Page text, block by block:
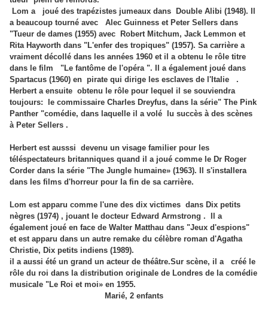
Lom a joué des trapézistes jumeaux dans Double Alibi (1948). Il
a beaucoup tourné avec Alec Guinness et Peter Sellers dans
"Tueur de dames (1955) avec Robert Mitchum, Jack Lemmon et
Rita Hayworth dans "L'enfer des tropiques" (1957). Sa carrière a
vraiment décollé dans les années 1960 et il a obtenu le rôle titre
dans le film "Le fantôme de l'opéra ". Il a également joué dans
Spartacus (1960) en pirate qui dirige les esclaves de l'Italie .
Herbert a ensuite obtenu le rôle pour lequel il se souviendra
toujours: le commissaire Charles Dreyfus, dans la série" The Pink
Panther "comédie, dans laquelle il a volé lu succès à des scènes
à Peter Sellers .
Herbert est ausssi devenu un visage familier pour les
téléspectateurs britanniques quand il a joué comme le Dr Roger
Corder dans la série "The Jungle humaine» (1963). Il s'installera
dans les films d'horreur pour la fin de sa carrière.
Lom est apparu comme l'une des dix victimes dans Dix petits
nègres (1974) , jouant le docteur Edward Armstrong . Il a
également joué en face de Walter Matthau dans "Jeux d'espions"
et est apparu dans un autre remake du célèbre roman d'Agatha
Christie, Dix petits indiens (1989).
il a aussi été un grand un acteur de théâtre.Sur scène, il a créé le
rôle du roi dans la distribution originale de Londres de la comédie
musicale "Le Roi et moi» en 1955.
Marié, 2 enfants